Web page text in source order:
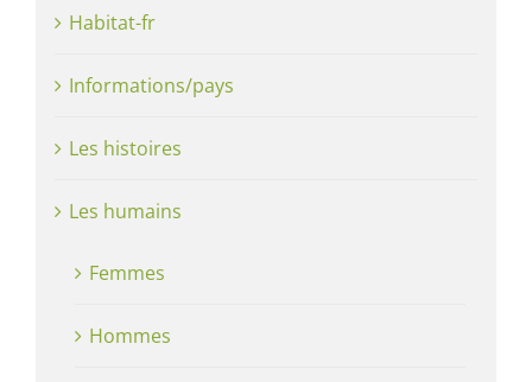
Habitat-fr
Informations/pays
Les histoires
Les humains
Femmes
Hommes